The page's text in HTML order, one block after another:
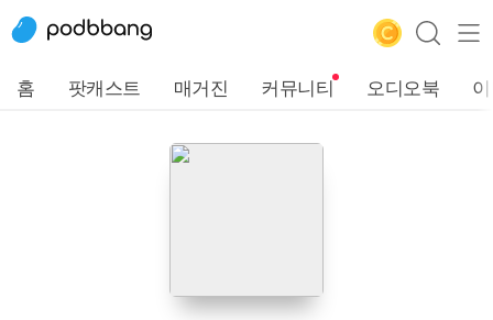
홈 팟캐스트 매거진 커뮤니티 오디오북